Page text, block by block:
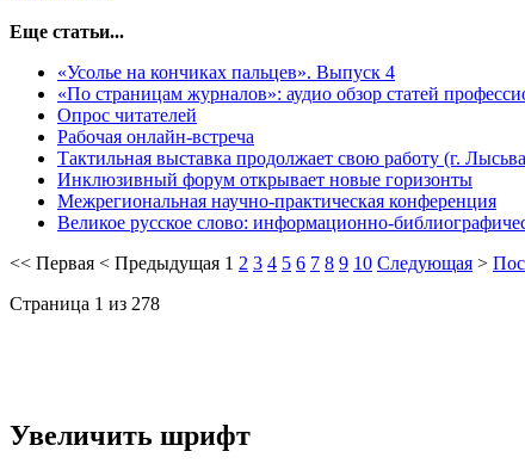
Еще статьи...
«Усолье на кончиках пальцев». Выпуск 4
«По страницам журналов»: аудио обзор статей
Опрос читателей
Рабочая онлайн-встреча
Тактильная выставка продолжает свою работу (г.
Инклюзивный форум открывает новые горизонты
Межрегиональная научно-практическая конференция
Великое русское слово: информационно-
<< Первая < Предыдущая 1 2 3 4 5 6 7 8 9 10 Следующая >
Страница 1 из 278
Увеличить шрифт